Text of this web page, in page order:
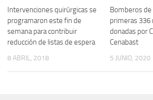
Intervenciones quirúrgicas se
programaron este fin de
semana para contribuir
reducción de listas de espera
8 ABRIL, 2018
Bomberos de
primeras 336
donadas por
Cenabast
5 JUNIO, 2020